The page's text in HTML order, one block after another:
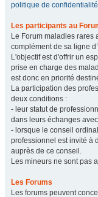
politique de confidentialité
Les participants au
Le Forum maladies rares
complément de sa ligne
L'objectif est d'offrir un
prise en charge des
est donc en priorité
La participation des
deux conditions :
- leur statut de
dans leurs échanges
- lorsque le conseil
professionnel est invité à
auprès de ce conseil.
Les mineurs ne sont pas
Les Forums
Les forums peuvent